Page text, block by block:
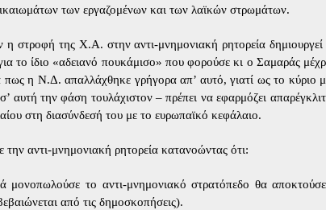
των εργαζομένων και των λαϊκών στρωμάτων.
η στροφή της Χ.Α. στην αντι-μνημονιακή ρητορεία δημιουργεί
το ίδιο «αδειανό πουκάμισο» που φορούσε κι ο Σαμαράς
η Ν.Δ. απαλλάχθηκε γρήγορα απ’ αυτό, γιατί ως το κύριο
αυτή την φάση τουλάχιστον – πρέπει να εφαρμόζει
στη διασύνδεσή του με το ευρωπαϊκό κεφάλαιο.
αντι-μνημονιακή ρητορεία κατανοώντας ότι:
μονοπωλούσε το αντι-μνημονιακό στρατόπεδο θα
από τις δημοσκοπήσεις).